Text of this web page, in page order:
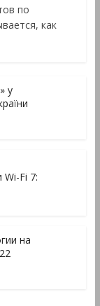
по
как
у
Fi 7:
на